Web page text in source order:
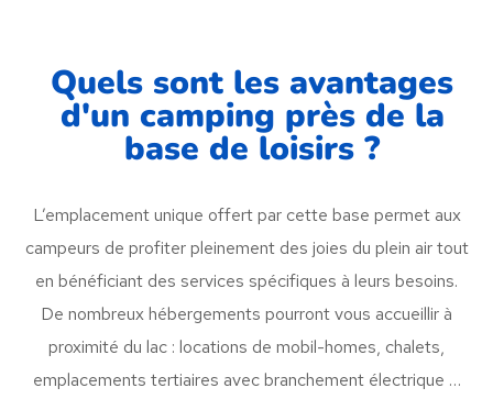
Quels sont les avantages
d'un camping près de la
base de loisirs ?
L’emplacement unique offert par cette base permet aux
campeurs de profiter pleinement des joies du plein air tout
en bénéficiant des services spécifiques à leurs besoins.
De nombreux hébergements pourront vous accueillir à
proximité du lac : locations de mobil-homes, chalets,
emplacements tertiaires avec branchement électrique …